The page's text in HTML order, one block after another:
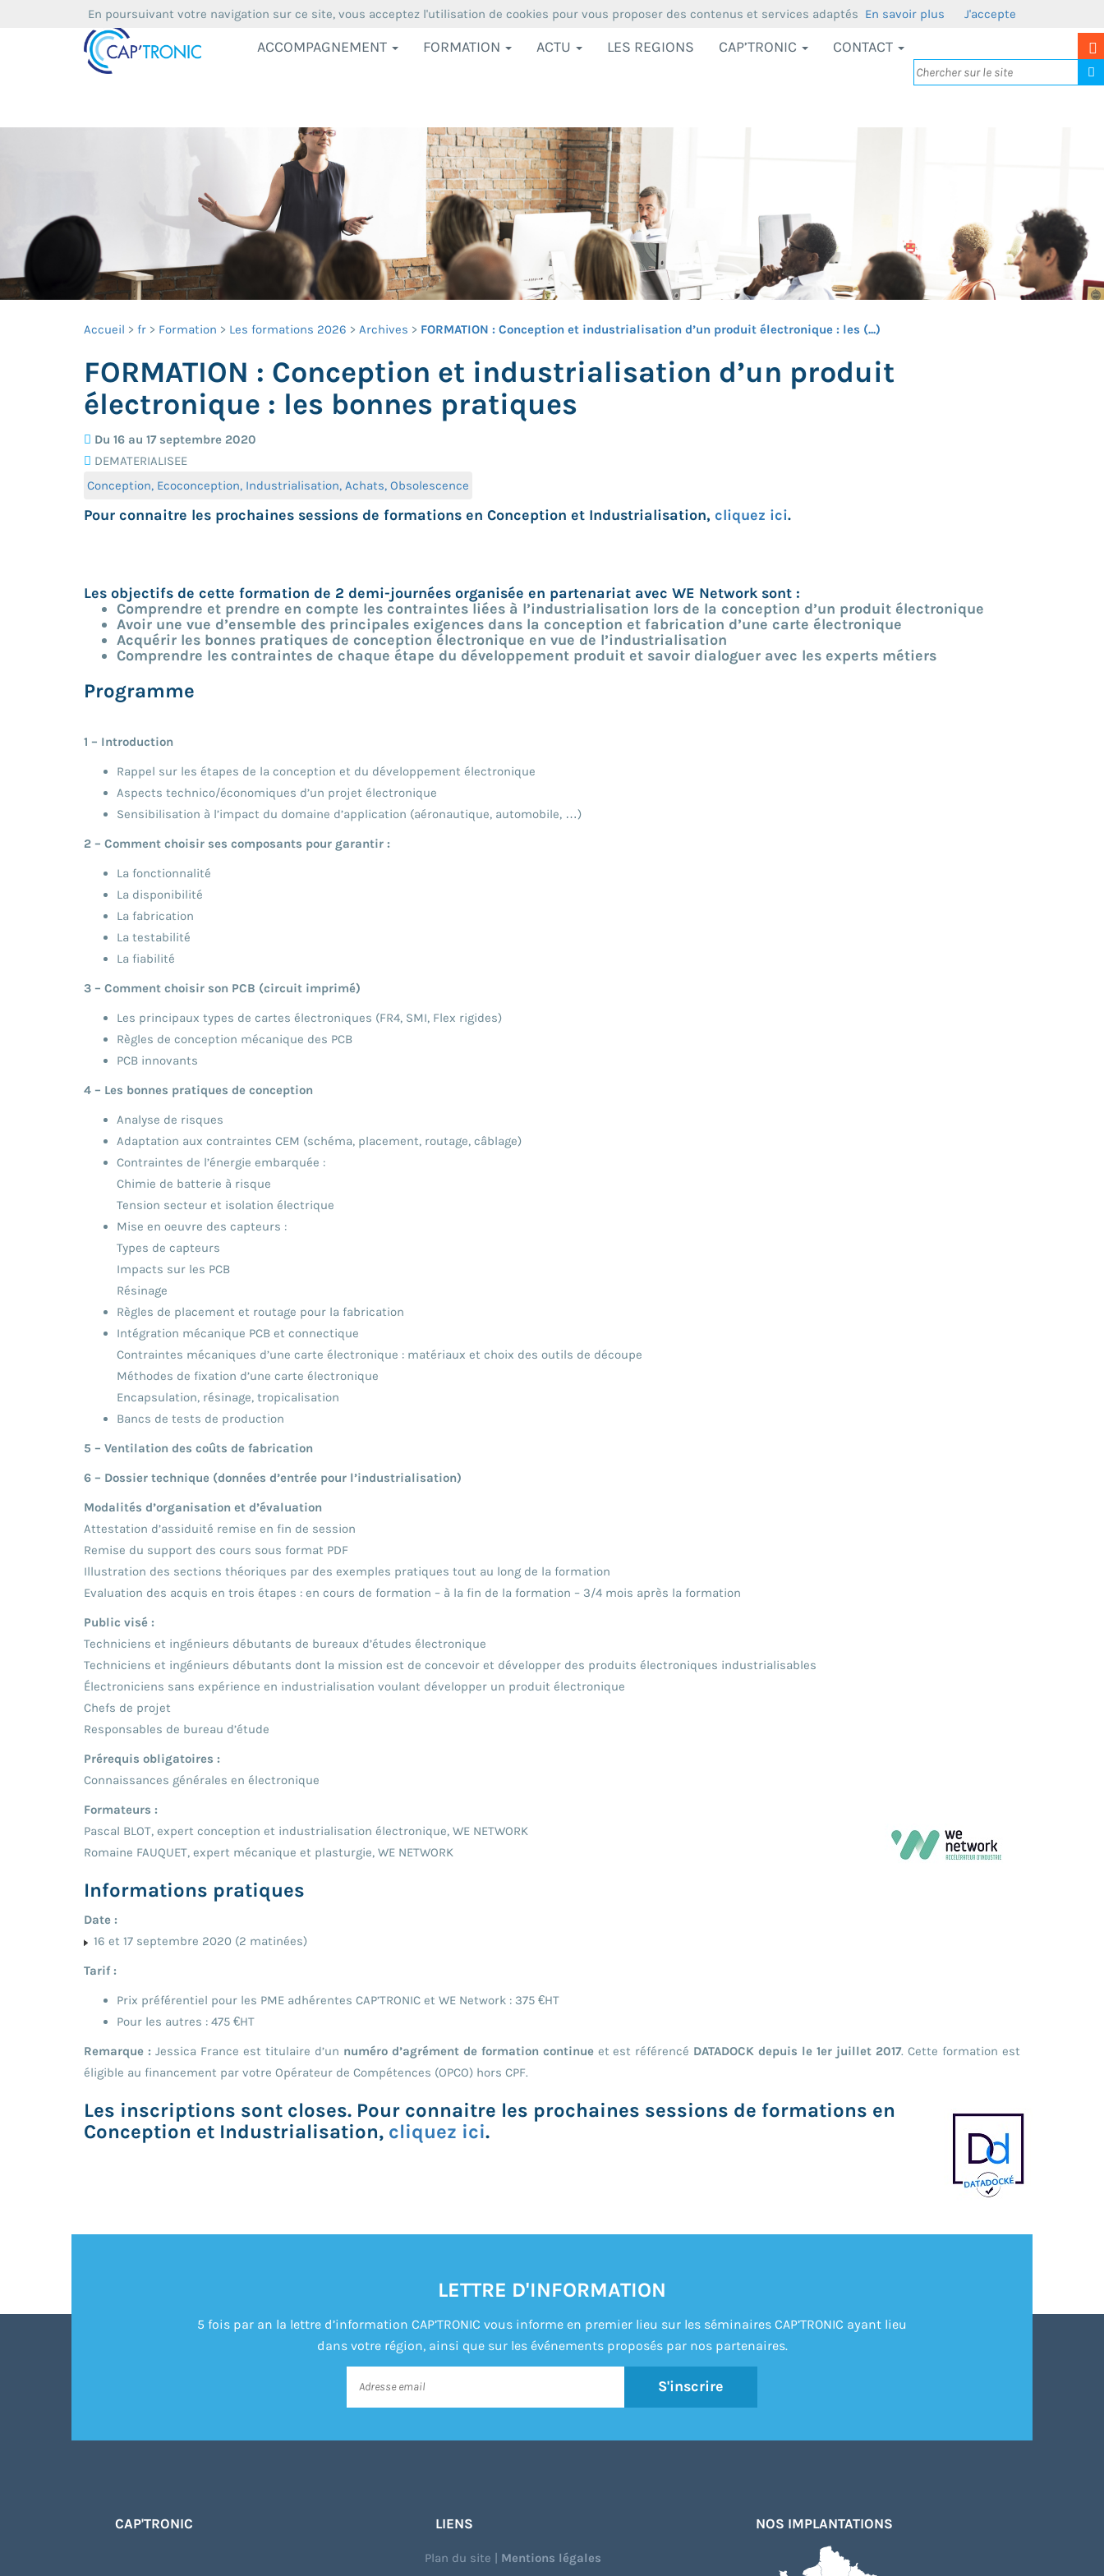
ACCOMPAGNEMENT FORMATION ACTU LES REGIONS CAP’TRONIC CONTACT
Accueil fr Formation Les formations 2026 Archives FORMATION : Conception et industrialisation d’un produit électronique : les (...)
FORMATION : Conception et industrialisation d’un produit
électronique : les bonnes pratiques
Du 16 au 17 septembre 2020
DEMATERIALISEE
Conception, Ecoconception, Industrialisation, Achats, Obsolescence
Pour connaitre les prochaines sessions de formations en Conception et Industrialisation, cliquez ici.
Les objectifs de cette formation de 2 demi-journées organisée en partenariat avec WE Network sont :
Comprendre et prendre en compte les contraintes liées à l’industrialisation lors de la conception d’un produit électronique
Avoir une vue d’ensemble des principales exigences dans la conception et fabrication d’une carte électronique
Acquérir les bonnes pratiques de conception électronique en vue de l’industrialisation
Comprendre les contraintes de chaque étape du développement produit et savoir dialoguer avec les experts métiers
Programme
1 – Introduction
Rappel sur les étapes de la conception et du développement électronique
Aspects technico/économiques d’un projet électronique
Sensibilisation à l’impact du domaine d’application (aéronautique, automobile, …)
2 – Comment choisir ses composants pour garantir :
La fonctionnalité
La disponibilité
La fabrication
La testabilité
La fiabilité
3 – Comment choisir son PCB (circuit imprimé)
Les principaux types de cartes électroniques (FR4, SMI, Flex rigides)
Règles de conception mécanique des PCB
PCB innovants
4 – Les bonnes pratiques de conception
Analyse de risques
Adaptation aux contraintes CEM (schéma, placement, routage, câblage)
Contraintes de l’énergie embarquée :
Chimie de batterie à risque
Tension secteur et isolation électrique
Mise en oeuvre des capteurs :
Types de capteurs
Impacts sur les PCB
Résinage
Règles de placement et routage pour la fabrication
Intégration mécanique PCB et connectique
Contraintes mécaniques d’une carte électronique : matériaux et choix des outils de découpe
Méthodes de fixation d’une carte électronique
Encapsulation, résinage, tropicalisation
Bancs de tests de production
5 – Ventilation des coûts de fabrication
6 – Dossier technique (données d’entrée pour l’industrialisation)
Modalités d’organisation et d’évaluation
Attestation d’assiduité remise en fin de session
Remise du support des cours sous format PDF
Illustration des sections théoriques par des exemples pratiques tout au long de la formation
Evaluation des acquis en trois étapes : en cours de formation – à la fin de la formation – 3/4 mois après la formation
Public visé :
Techniciens et ingénieurs débutants de bureaux d’études électronique
Techniciens et ingénieurs débutants dont la mission est de concevoir et développer des produits électroniques industrialisables
Électroniciens sans expérience en industrialisation voulant développer un produit électronique
Chefs de projet
Responsables de bureau d’étude
Prérequis obligatoires :
Connaissances générales en électronique
Formateurs :
Pascal BLOT, expert conception et industrialisation électronique, WE NETWORK
Romaine FAUQUET, expert mécanique et plasturgie, WE NETWORK
Informations pratiques
Date :
16 et 17 septembre 2020 (2 matinées)
Tarif :
Prix préférentiel pour les PME adhérentes CAP’TRONIC et WE Network : 375 €HT
Pour les autres : 475 €HT
Remarque : Jessica France est titulaire d’un numéro d’agrément de formation continueet est référencé DATADOCK depuis le 1er juillet 2017. Cette formation est
éligible au financement par votre Opérateur de Compétences (OPCO) hors CPF.
Les inscriptions sont closes. Pour connaitre les prochaines sessions de formations en
Conception et Industrialisation, cliquez ici.
LETTRE D'INFORMATION
5 fois par an la lettre d’information CAP’TRONIC vous informe en premier lieu sur les séminaires CAP’TRONIC ayant lieu
dans votre région, ainsi que sur les événements proposés par nos partenaires.
S'inscrire
CAP'TRONIC LIENS
Plan du site | Mentions légales
NOS IMPLANTATIONS
En poursuivant votre navigation sur ce site, vous acceptez l'utilisation de cookies pour vous proposer des contenus et services adaptés En savoir plus J'accepte